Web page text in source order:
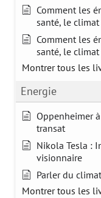
Comment les
santé, le
Comment les
santé, le
Montrer tous les
Energie
Oppenheimer
transat
Nikola Tesla :
visionnaire
Parler du
Montrer tous les